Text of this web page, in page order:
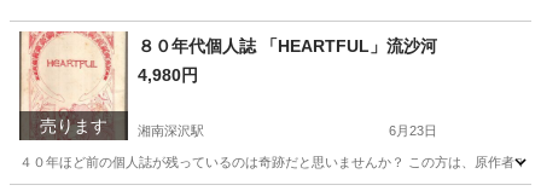
売ります
８０年代個人誌 「HEARTFUL」流沙河
4,980円
湘南深沢駅 6月23日
４０年ほど前の個人誌が残っているのは奇跡だと思いませんか？ この方は、原作者